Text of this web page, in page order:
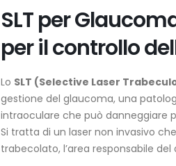
SLT per
per il controllo
Lo SLT (Selective Laser
gestione del glaucoma, una
intraoculare che può danneggiare
Si tratta di un laser non invasivo
trabecolato, l’area responsabile